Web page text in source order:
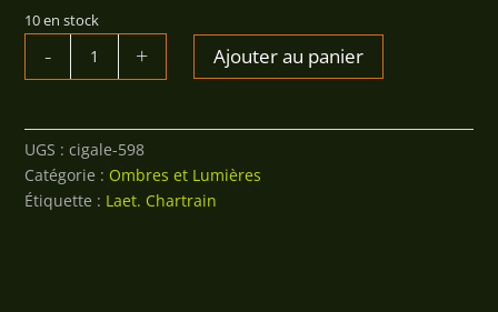
10 en stock
QUANTITÉ
Ajouter au panier
UGS :cigale-598
Catégorie : Ombres et Lumières
Étiquette : Laet. Chartrain